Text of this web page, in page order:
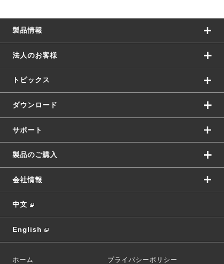
製品情報
法人のお客様
トピックス
ダウンロード
サポート
製品のご購入
会社情報
中文
English
ホーム プライバシーポリシー